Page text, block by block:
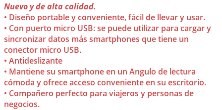
Nuevo y de alta calidad.
• Diseño portable y conveniente, fácil de llevar y usar.
• Con puerto micro USB: se puede utilizar para cargar y
sincronizar datos más smartphones que tiene un
conector micro USB.
• Antideslizante
• Mantiene su smartphone en un Angulo de lectura
cómoda y ofrece acceso conveniente en su escritorio.
• Compañero perfecto para viajeros y personas de
negocios.